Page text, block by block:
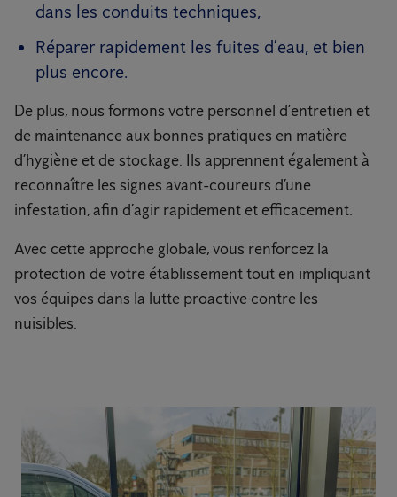
dans les conduits techniques,
Réparer rapidement les fuites d’eau, et bien
plus encore.
De plus, nous formons votre personnel d’entretien et
de maintenance aux bonnes pratiques en matière
d’hygiène et de stockage. Ils apprennent également à
reconnaître les signes avant-coureurs d’une
infestation, afin d’agir rapidement et efficacement.
Avec cette approche globale, vous renforcez la
protection de votre établissement tout en impliquant
vos équipes dans la lutte proactive contre les
nuisibles.